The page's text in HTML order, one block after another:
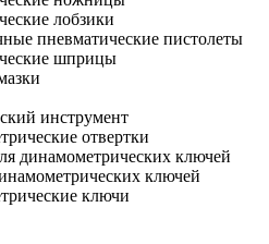
лобзики
пневматические пистолеты
шприцы
инструмент
отвертки
динамометрических ключей
ключей
ключи